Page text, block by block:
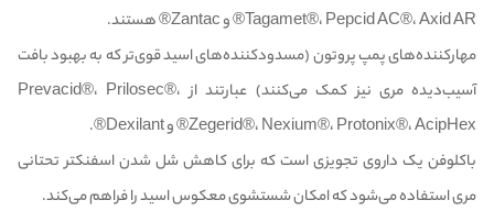
Tagamet®، Pepcid AC®، Axid AR® و Zantac® هستند.
مهارکننده‌های پمپ پروتون (مسدودکننده‌های اسید قوی‌تر که به بهبود بافت
آسیب‌دیده مری نیز کمک می‌کنند) عبارتند از Prevacid®، Prilosec®،
Zegerid®، Nexium®، Protonix®، AcipHex® و Dexilant®.
باکلوفن یک داروی تجویزی است که برای کاهش شل شدن اسفنکتر تحتانی
مری استفاده می‌شود که امکان شستشوی معکوس اسید را فراهم می‌کند.